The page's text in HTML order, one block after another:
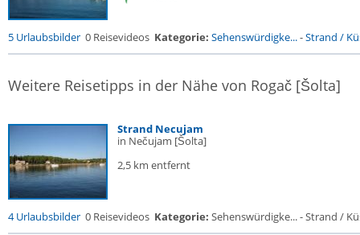
5 Urlaubsbilder 0 Reisevideos Kategorie: Sehenswürdigke...-Strand /
Weitere Reisetipps in der Nähe von Rogač [Šolta]
Strand Necujam
in Nečujam [Šolta]
2,5 km entfernt
4 Urlaubsbilder 0 Reisevideos Kategorie: Sehenswürdigke... - Strand /